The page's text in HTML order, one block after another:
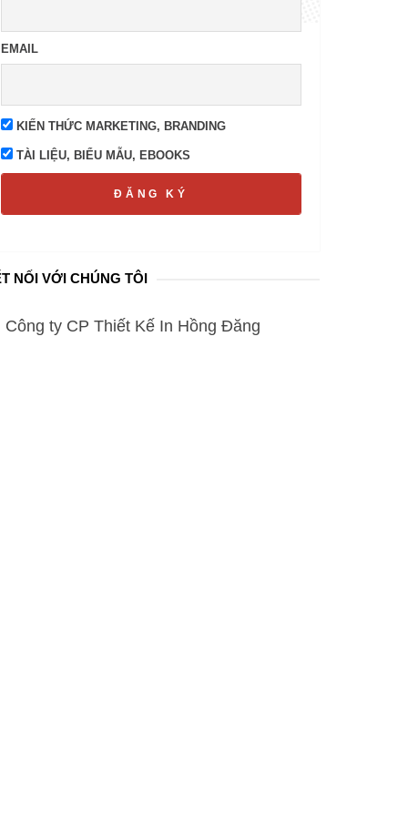
EMAIL
KIẾN THỨC MARKETING, BRANDING
TÀI LIỆU, BIỂU MẪU, EBOOKS
ĐĂNG KÝ
NỐI VỚI CHÚNG TÔI
Công ty CP Thiết Kế In Hồng Đăng